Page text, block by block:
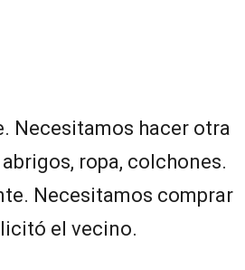
Necesitamos hacer otra
ropa, colchones.
Necesitamos comprar
el vecino.